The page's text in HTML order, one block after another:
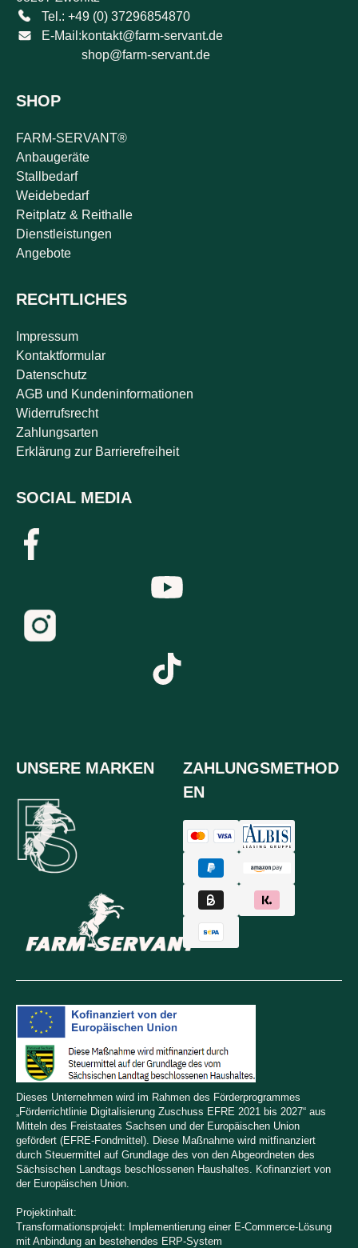
Tel.: +49 (0) 37296854870
E-Mail:kontakt@farm-servant.de
shop@farm-servant.de
SHOP
FARM-SERVANT®
Anbaugeräte
Stallbedarf
Weidebedarf
Reitplatz & Reithalle
Dienstleistungen
Angebote
RECHTLICHES
Impressum
Kontaktformular
Datenschutz
AGB und Kundeninformationen
Widerrufsrecht
Zahlungsarten
Erklärung zur Barrierefreiheit
SOCIAL MEDIA
UNSERE MARKEN
ZAHLUNGSMETHOD
EN
Dieses Unternehmen wird im Rahmen des Förderprogrammes
„Förderrichtlinie Digitalisierung Zuschuss EFRE 2021 bis 2027“ aus
Mitteln des Freistaates Sachsen und der Europäischen Union
gefördert (EFRE-Fondmittel). Diese Maßnahme wird mitfinanziert
durch Steuermittel auf Grundlage des von den Abgeordneten des
Sächsischen Landtags beschlossenen Haushaltes. Kofinanziert von
der Europäischen Union.
Projektinhalt:
Transformationsprojekt: Implementierung einer E-Commerce-Lösung
mit Anbindung an bestehendes ERP-System